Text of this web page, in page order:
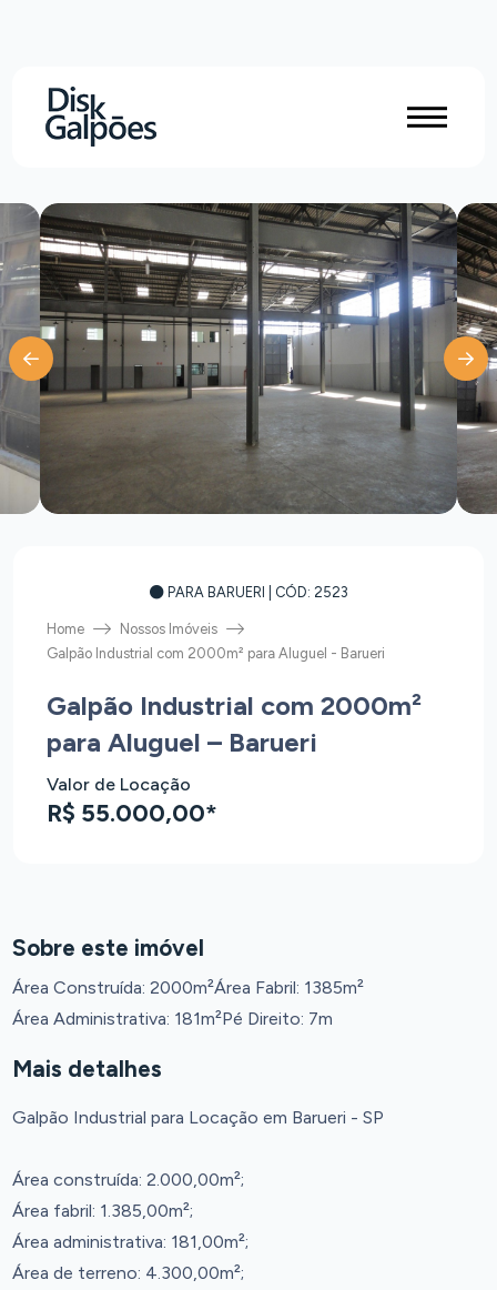
PARA BARUERI | CÓD: 2523
Home
Nossos Imóveis
Galpão Industrial com 2000m² para Aluguel - Barueri
Galpão Industrial com 2000m²
para Aluguel – Barueri
Valor de Locação
R$ 55.000,00*
Sobre este imóvel
Área Construída: 2000m²Área Fabril: 1385m²
Área Administrativa: 181m²Pé Direito: 7m
Mais detalhes
Galpão Industrial para Locação em Barueri - SP
Área construída: 2.000,00m²;
Área fabril: 1.385,00m²;
Área administrativa: 181,00m²;
Área de terreno: 4.300,00m²;